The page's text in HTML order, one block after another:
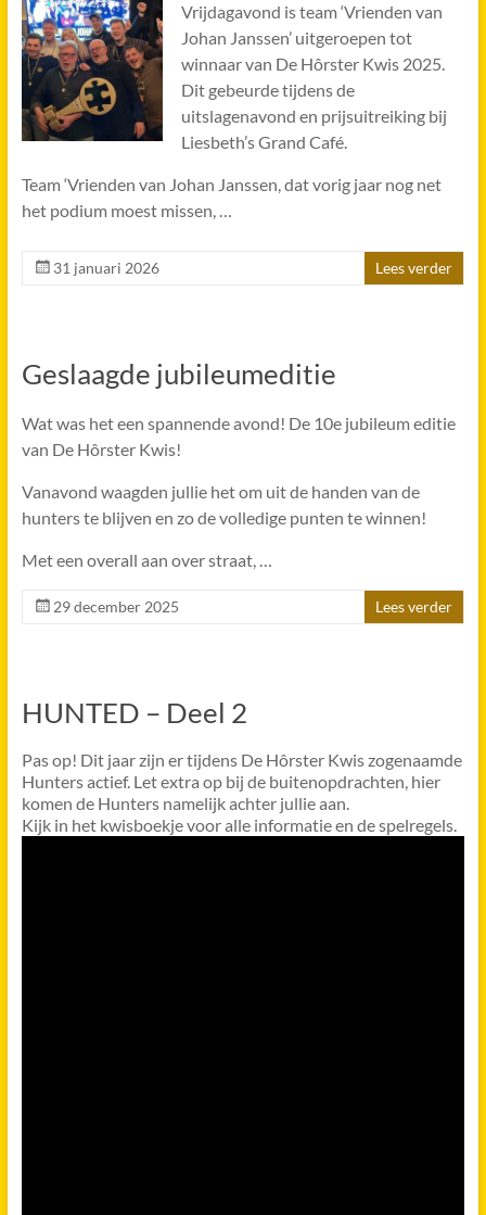
Vrijdagavond is team ‘Vrienden van
Johan Janssen’ uitgeroepen tot
winnaar van De Hôrster Kwis 2025.
Dit gebeurde tijdens de
uitslagenavond en prijsuitreiking bij
Liesbeth’s Grand Café.
Team ‘Vrienden van Johan Janssen, dat vorig jaar nog net
het podium moest missen, …
31 januari 2026 Lees verder
Geslaagde jubileumeditie
Wat was het een spannende avond! De 10e jubileum editie
van De Hôrster Kwis!
Vanavond waagden jullie het om uit de handen van de
hunters te blijven en zo de volledige punten te winnen!
Met een overall aan over straat, …
29 december 2025 Lees verder
HUNTED – Deel 2
Pas op! Dit jaar zijn er tijdens De Hôrster Kwis zogenaamde
Hunters actief. Let extra op bij de buitenopdrachten, hier
komen de Hunters namelijk achter jullie aan.
Kijk in het kwisboekje voor alle informatie en de spelregels.